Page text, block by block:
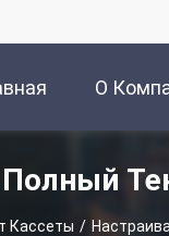
О
Полный
Кассеты /